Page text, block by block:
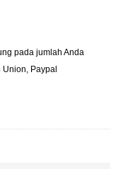
pada jumlah Anda
Union, Paypal